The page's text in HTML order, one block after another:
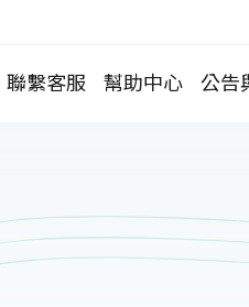
聯繫客服 幫助中心 公告